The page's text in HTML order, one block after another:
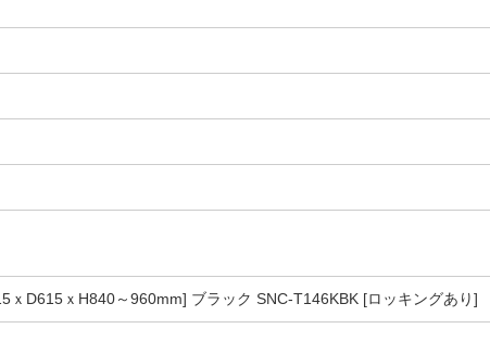
ｘD615ｘH840～960mm] ブラック SNC-T146KBK [ロッキングあり]